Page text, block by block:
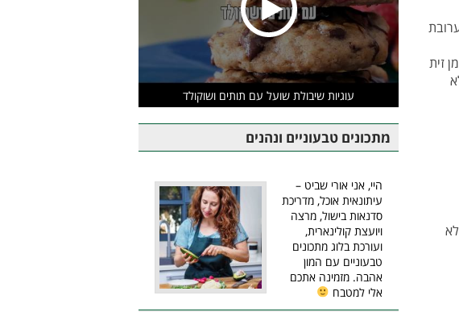
זית
עוגיות שיבולת שועל עם תותים ושוקולד
מתכונים טבעוניים ונהנים
היי, אני אורי שביט –
עיתונאית אוכל, מדריכת
סדנאות בישול, מרצה
ויועצת קולינארית,
ועורכת בלוג מתכונים
טבעוניים עם המון
אהבה. מזמינה אתכם
אלי למטבח